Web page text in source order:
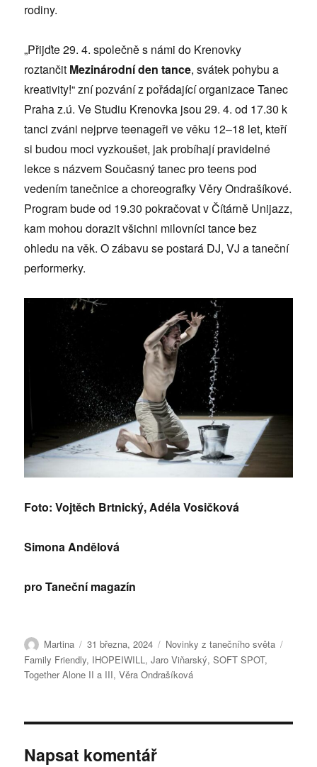
rodiny.
„Přijďte 29. 4. společně s námi do Krenovky
roztančit Mezinárodní den tance, svátek pohybu a
kreativity!“ zní pozvání z pořádající organizace Tanec
Praha z.ú. Ve Studiu Krenovka jsou 29. 4. od 17.30 k
tanci zváni nejprve teenageři ve věku 12–18 let, kteří
si budou moci vyzkoušet, jak probíhají pravidelné
lekce s názvem Současný tanec pro teens pod
vedením tanečnice a choreografky Věry Ondrašíkové.
Program bude od 19.30 pokračovat v Čítárně Unijazz,
kam mohou dorazit všichni milovníci tance bez
ohledu na věk. O zábavu se postará DJ, VJ a taneční
performerky.
Foto: Vojtěch Brtnický, Adéla Vosičková
Simona Andělová
pro Taneční magazín
Autor:
Martina Publikováno:
31 března, 2024 Rubriky:
Novinky z tanečního světa
Family Friendly, IHOPEIWILL ,Jaro Viňarský,SOFT SPOT,
Together Alone II a III,Věra Ondrašíková
Napsat komentář